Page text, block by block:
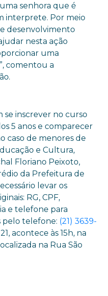
senhora que é
interprete. Por meio
desenvolvimento
nesta ação
uma
comentou a
se inscrever no curso
5 anos e comparecer
caso de menores de
e Cultura,
Floriano Peixoto,
da Prefeitura de
levar os
RG, CPF,
e telefone para
pelo telefone: (21) 3639-
acontece às 15h, na
na Rua São